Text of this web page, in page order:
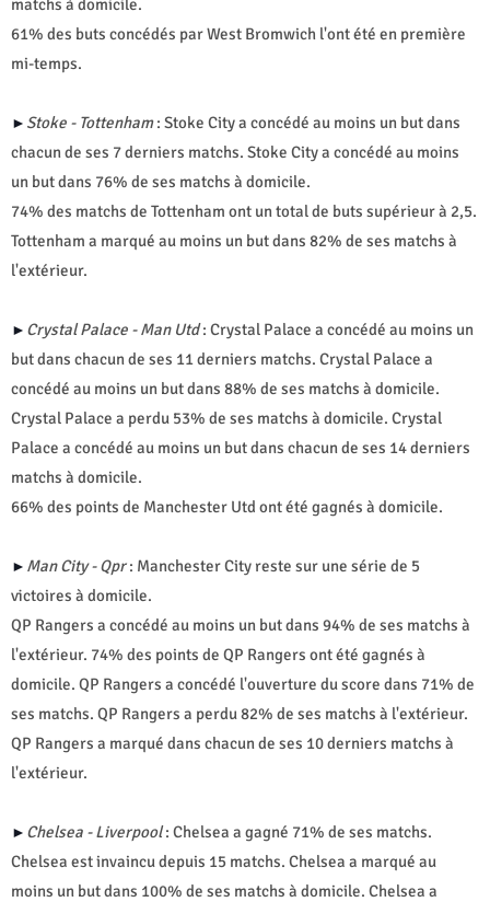
matchs à domicile.
61% des buts concédés par West Bromwich l'ont été en première
mi-temps.
► Stoke - Tottenham: Stoke City a concédé au moins un but dans
chacun de ses 7 derniers matchs. Stoke City a concédé au moins
un but dans 76% de ses matchs à domicile.
74% des matchs de Tottenham ont un total de buts supérieur à 2,5.
Tottenham a marqué au moins un but dans 82% de ses matchs à
l'extérieur.
► Crystal Palace - Man Utd: Crystal Palace a concédé au moins un
but dans chacun de ses 11 derniers matchs. Crystal Palace a
concédé au moins un but dans 88% de ses matchs à domicile.
Crystal Palace a perdu 53% de ses matchs à domicile. Crystal
Palace a concédé au moins un but dans chacun de ses 14 derniers
matchs à domicile.
66% des points de Manchester Utd ont été gagnés à domicile.
► Man City - Qpr: Manchester City reste sur une série de 5
victoires à domicile.
QP Rangers a concédé au moins un but dans 94% de ses matchs à
l'extérieur. 74% des points de QP Rangers ont été gagnés à
domicile. QP Rangers a concédé l'ouverture du score dans 71% de
ses matchs. QP Rangers a perdu 82% de ses matchs à l'extérieur.
QP Rangers a marqué dans chacun de ses 10 derniers matchs à
l'extérieur.
► Chelsea - Liverpool: Chelsea a gagné 71% de ses matchs.
Chelsea est invaincu depuis 15 matchs. Chelsea a marqué au
moins un but dans 100% de ses matchs à domicile. Chelsea a